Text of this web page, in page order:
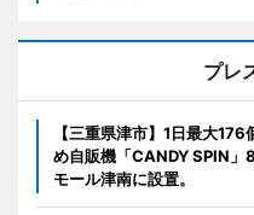
プレ
【三重県津市】1日最大
め自販機「CANDY SPIN」
モール津南に設置。